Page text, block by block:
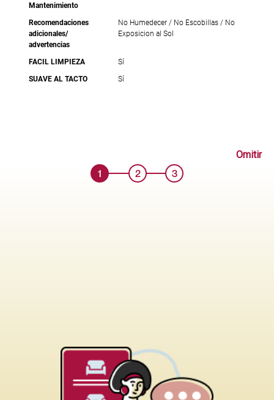
Mantenimiento
Recomendaciones
adicionales/
advertencias
No Humedecer / No Escobillas / No
Exposicion al Sol
FACIL LIMPIEZA
Sí
SUAVE AL TACTO
Sí